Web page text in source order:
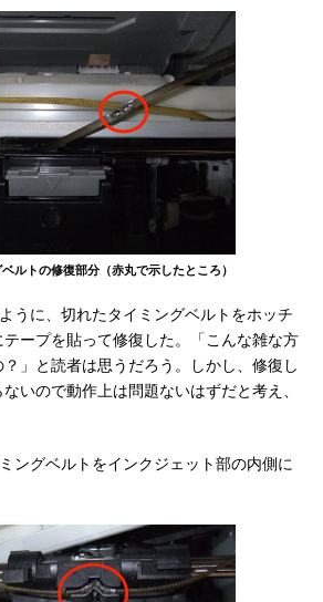
ルトの修復部分（赤丸で示したところ）
うに、切れたタイミングベルトをホッチ
ープを貼って修復した。「こんな雑な方
」と読者は思うだろう。しかし、修復し
いので動作上は問題ないはずだと考え、
ングベルトをインクジェット部の内側に